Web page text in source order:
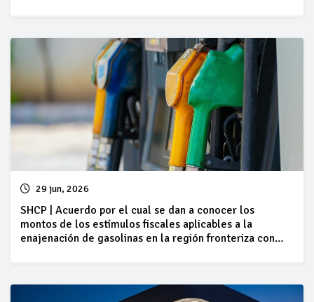
periodo comprendido del 27 de junio al 03 de julio
29 jun, 2026
SHCP | Acuerdo por el cual se dan a conocer los
montos de los estímulos fiscales aplicables a la
enajenación de gasolinas en la región fronteriza con
del 27 de junio al 03 de julio